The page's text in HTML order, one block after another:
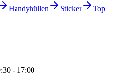
Handyhüllen Sticker
Top
- 17:00